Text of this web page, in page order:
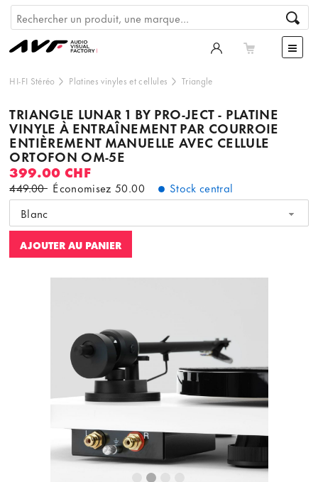
HI-FI Stéréo Platines vinyles et cellules Triangle
TRIANGLE LUNAR 1 BY PRO-JECT - PLATINE
VINYLE À ENTRAÎNEMENT PAR COURROIE
ENTIÈREMENT MANUELLE AVEC CELLULE
ORTOFON OM-5E
399.00 CHF
449.00 Économisez50.00
Stock central
Blanc
AJOUTER AU PANIER